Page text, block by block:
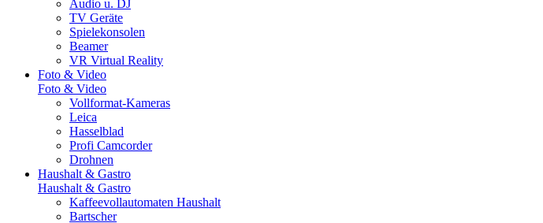
Audio u. DJ
TV Geräte
Spielekonsolen
Beamer
VR Virtual Reality
Foto & Video
Foto & Video
Vollformat-Kameras
Leica
Hasselblad
Profi Camcorder
Drohnen
Haushalt & Gastro
Haushalt & Gastro
Kaffeevollautomaten Haushalt
Bartscher